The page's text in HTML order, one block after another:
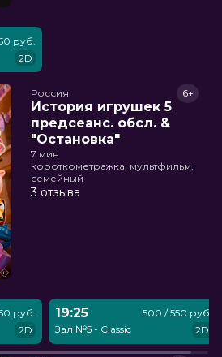
руб.
2D
Россия
История игрушек 5
предсеанс. обсл. &
"Остановка"
6+
7 мин
короткометражка, мультфильм,
семейный
3 отзыва
руб.
2D
19:25
Зал №5 - Classic
500 / 550 руб.
2D